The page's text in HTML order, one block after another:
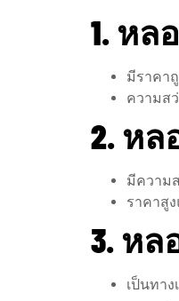
1. หล
มีราคา
ความส
2. หล
มีความ
ราคาสู
3. หลอ
เป็นทา